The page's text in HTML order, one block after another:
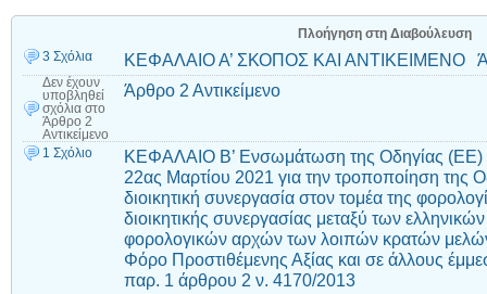
Πλοήγηση στη Διαβούλευση
3 Σχόλια
ΚΕΦΑΛΑΙΟ Α’ ΣΚΟΠΟΣ ΚΑΙ ΑΝΤΙΚΕΙΜΕΝΟ
Δεν έχουν
υποβληθεί
σχόλια στο
Άρθρο 2
Αντικείμενο
Άρθρο 2 Αντικείμενο
1 Σχόλιο
ΚΕΦΑΛΑΙΟ Β’ Ενσωμάτωση της Οδηγίας (ΕΕ)
22ας Μαρτίου 2021 για την τροποποίηση της
διοικητική συνεργασία στον τομέα της
διοικητικής συνεργασίας μεταξύ των
φορολογικών αρχών των λοιπών κρατών
Φόρο Προστιθέμενης Αξίας και σε άλλους
παρ. 1 άρθρου 2 ν. 4170/2013